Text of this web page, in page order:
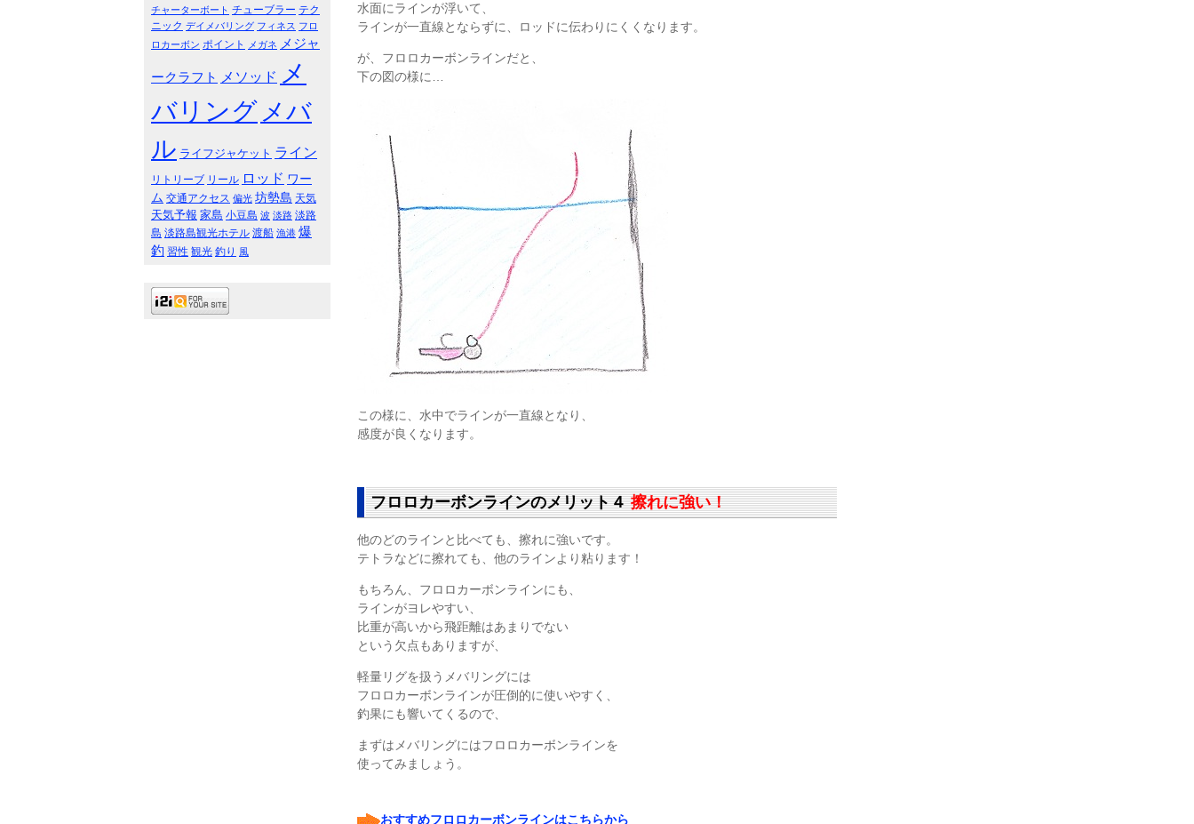
水面にラインが浮いて、
ラインが一直線とならずに、ロッドに伝わりにくくなります。
が、フロロカーボンラインだと、
下の図の様に…
この様に、水中でラインが一直線となり、
感度が良くなります。
フロロカーボンラインのメリット４擦れに強い！
他のどのラインと比べても、擦れに強いです。
テトラなどに擦れても、他のラインより粘ります！
もちろん、フロロカーボンラインにも、
ラインがヨレやすい、
比重が高いから飛距離はあまりでない
という欠点もありますが、
軽量リグを扱うメバリングには
フロロカーボンラインが圧倒的に使いやすく、
釣果にも響いてくるので、
まずはメバリングにはフロロカーボンラインを
使ってみましょう。
おすすめフロロカーボンラインはこちらから
チャーターボート チューブラー テク
ニック デイメバリング フィネス フロ
ロカーボン ポイント メガネ メジャ
ークラフト メソッド
メ
バリング メバ
ル ライフジャケット ライン
リトリーブ リール ロッド ワー
ム 交通アクセス 偏光 坊勢島 天気
天気予報 家島 小豆島 波 淡路 淡路
島 淡路島観光ホテル 渡船 漁港 爆
釣 習性 観光 釣り 風